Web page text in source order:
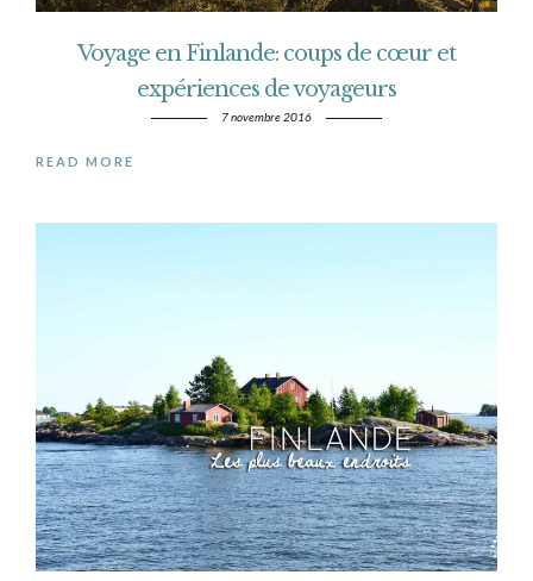
Voyage en Finlande: coups de cœur et
expériences de voyageurs
7 novembre 2016
READ MORE